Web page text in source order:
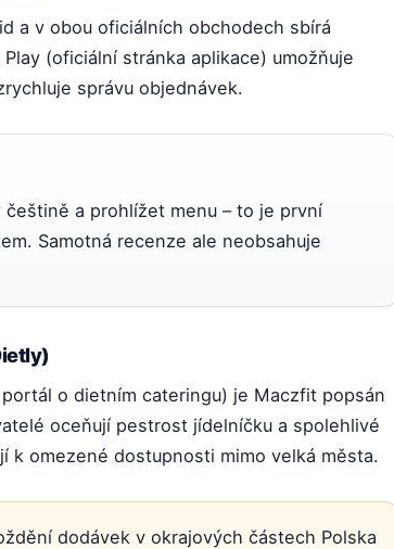
a v obou oficiálních obchodech sbírá
(oficiální stránka aplikace) umožňuje
správu objednávek.
a prohlížet menu – to je první
Samotná recenze ale neobsahuje
o dietním cateringu) je Maczfit popsán
oceňují pestrost jídelníčku a spolehlivé
k omezené dostupnosti mimo velká města.
dodávek v okrajových částech Polska